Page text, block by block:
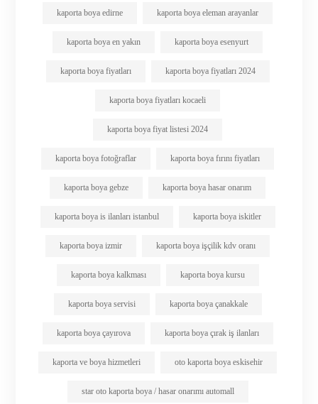
kaporta boya edirne kaporta boya eleman arayanlar
kaporta boya en yakın kaporta boya esenyurt
kaporta boya fiyatları kaporta boya fiyatları 2024
kaporta boya fiyatları kocaeli
kaporta boya fiyat listesi 2024
kaporta boya fotoğraflar kaporta boya fırını fiyatları
kaporta boya gebze kaporta boya hasar onarım
kaporta boya is ilanları istanbul kaporta boya iskitler
kaporta boya izmir kaporta boya işçilik kdv oranı
kaporta boya kalkması kaporta boya kursu
kaporta boya servisi kaporta boya çanakkale
kaporta boya çayırova kaporta boya çırak iş ilanları
kaporta ve boya hizmetleri oto kaporta boya eskisehir
star oto kaporta boya / hasar onarımı automall